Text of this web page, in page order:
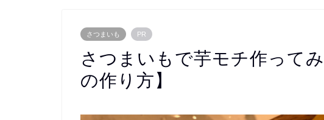
さつまいも PR
さつまいもで芋モチ作って
の作り方】